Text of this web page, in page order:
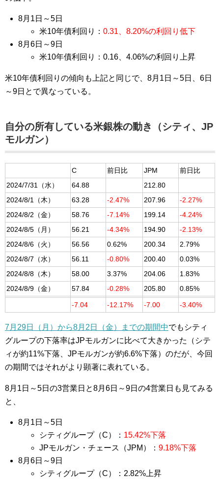
8月1日～5日
米10年債利回り：0.31、8.20%の利回り低下
8月6日～9日
米10年債利回り：0.16、4.06%の利回り上昇
米10年債利回りの傾向も上記と同じで、8月1日～5日、6日
～9日とで異なっている。
自分の所有している米銀株の動き（シティ、JP
モルガン）
C 前日比 JPM
前日比
2024/7/31（水）
64.88
212.80
2024/8/1（木）
63.28 -2.47% 207.96
-2.27%
2024/8/2（金）
58.76 -7.14% 199.14
-4.24%
2024/8/5（月）
56.21 -4.34% 194.90
-2.13%
2024/8/6（火）
56.56 0.62% 200.34
2.79%
2024/8/7（水）
56.11 -0.80% 200.40
0.03%
2024/8/8（木）
58.00 3.37% 204.06
1.83%
2024/8/9（金）
57.84 -0.28% 205.80 0.85%
-7.04 -12.17% -7.00 -3.40%
7月29日（月）から8月2日（金）までの期間中でもシティ
グループの下落率はJPモルガンに比べて大きかった（シテ
ィが約11%下落、JPモルガンが約6.6%下落）のだが、今回
の期間ではそれがより顕著に表れている。
8月1日～5日の3営業日と8月6日～9日の4営業日も見てみる
と、
8月1日～5日
シティグループ（C）： 15.42%下落
JPモルガン・チェース（JPM）：9.18%下落
8月6日～9日
シティグループ（C）：2.82%上昇